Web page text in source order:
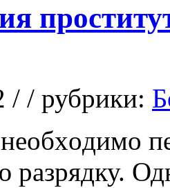
/ / рубрики:
разрядку.